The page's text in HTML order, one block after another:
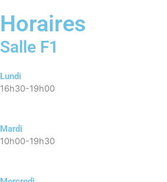
Horaires
Salle F1
Lundi
16h30-19h00
Mardi
10h00-19h30